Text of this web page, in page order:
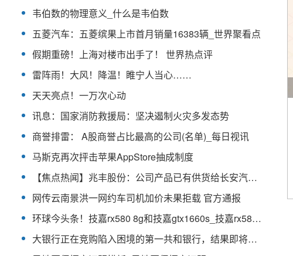
韦伯数的物理意义_什么是韦伯数
五菱汽车：五菱缤果上市首月销量16383辆_世界聚看点
假期重磅！上海对楼市出手了！ 世界热点评
雷阵雨！大风！降温！睢宁人当心……
天天亮点！一万次心动
讯息：国家消防救援局：坚决遏制火灾多发态势
商誉排雷： A股商誉占比最高的公司(名单)_每日视讯
马斯克再次抨击苹果AppStore抽成制度
【焦点热闻】兆丰股份：公司产品已有供货给长安汽车 北汽越野等国内多家汽车厂商
网传云南景洪一网约车司机加价未果拒载 官方通报
环球今头条！技嘉rx580 8g和技嘉gtx1660s_技嘉rx580 8g
大银行正在竞购陷入困境的第一共和银行，结果即将公布 速看